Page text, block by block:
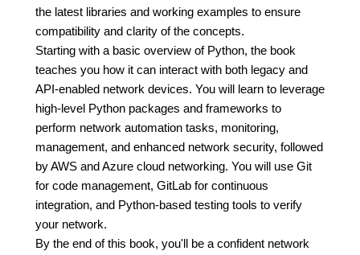
the latest libraries and working examples to ensure
compatibility and clarity of the concepts.
Starting with a basic overview of Python, the book
teaches you how it can interact with both legacy and
API-enabled network devices. You will learn to leverage
high-level Python packages and frameworks to
perform network automation tasks, monitoring,
management, and enhanced network security, followed
by AWS and Azure cloud networking. You will use Git
for code management, GitLab for continuous
integration, and Python-based testing tools to verify
your network.
By the end of this book, you'll be a confident network